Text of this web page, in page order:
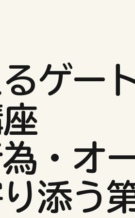
ゲー
・オ
添う